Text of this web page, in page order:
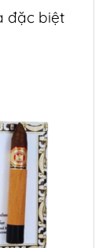
đặc biệt